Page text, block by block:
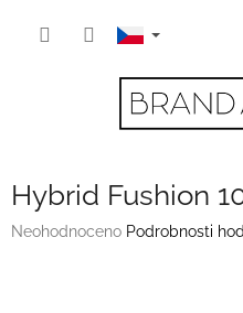
Hybrid Fushion
Průměrné
Neohodnoceno Podrobnosti